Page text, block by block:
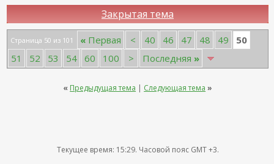
Закрытая тема
Страница 50 из 101 « Первая < 40 46 47 48 49
50
51
52 53 54 60 100 > Последняя »
« Предыдущая тема | Следующая тема »
Текущее время: 15:29. Часовой пояс GMT +3.